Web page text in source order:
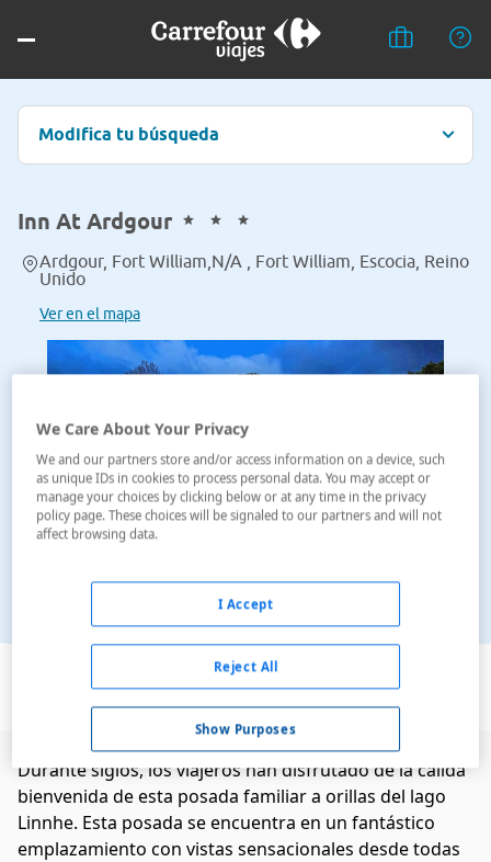
Modifica tu búsqueda
Inn At Ardgour
Ardgour, Fort William,N/A , Fort William, Escocia, Reino
Unido
Ver en el mapa
Ver en el mapa
Durante siglos, los viajeros han disfrutado de la cálida
bienvenida de esta posada familiar a orillas del lago
Linnhe. Esta posada se encuentra en un fantástico
emplazamiento con vistas sensacionales desde todas
We Care About Your Privacy
We and our partners store and/or access information on a device, such
as unique IDs in cookies to process personal data. You may accept or
manage your choices by clicking below or at any time in the privacy
policy page. These choices will be signaled to our partners and will not
affect browsing data.
Show Purposes
Reject All
I Accept